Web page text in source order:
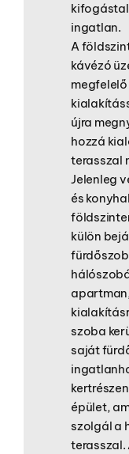
ingatlan.
A
kávézó
újra
hozzá
terasszal
Jelenleg
és
külön
szoba
saját
épület,
szolgál a
terasszal.